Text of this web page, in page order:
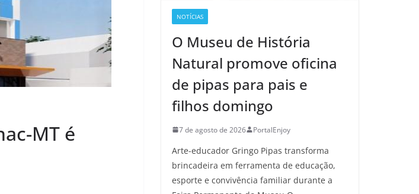
MT é
NOTÍCIAS
O Museu de História
Natural promove oficina
de pipas para pais e
filhos domingo
7 de agosto de 2026 PortalEnjoy
Arte-educador Gringo Pipas transforma
brincadeira em ferramenta de educação,
esporte e convivência familiar durante a